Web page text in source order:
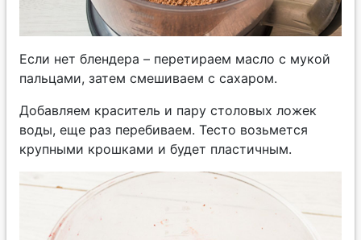
Если нет блендера – перетираем масло с мукой
пальцами, затем смешиваем с сахаром.
Добавляем краситель и пару столовых ложек
воды, еще раз перебиваем. Тесто возьмется
крупными крошками и будет пластичным.